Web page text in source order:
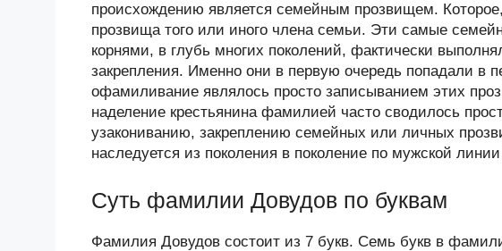
происхождению является семейным прозвищем.
прозвища того или иного члена семьи. Эти самые
корнями, в глубь многих поколений, фактически
закрепления. Именно они в первую очередь попадали в
офамиливание являлось просто записыванием этих
наделение крестьянина фамилией часто сводилось
узакониванию, закреплению семейных или личных
наследуется из поколения в поколение по мужской
Суть фамилии Довудов по буквам
Фамилия Довудов состоит из 7 букв. Семь букв в